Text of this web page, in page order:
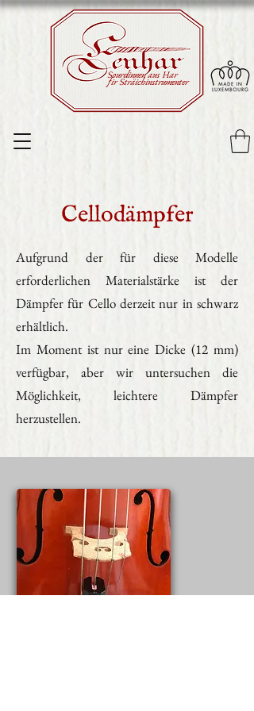
fir Sträichinstrumenter
Sourdinnen aus Har
Cellodämpfer
Aufgrund der für diese Modelle
erforderlichen Materialstärke ist der
Dämpfer für Cello derzeit nur in schwarz
erhältlich.
Im Moment ist nur eine Dicke (12 mm)
verfügbar, aber wir untersuchen die
Möglichkeit, leichtere Dämpfer
herzustellen.